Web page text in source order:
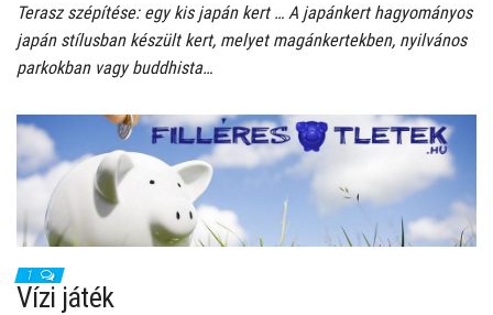
Terasz szépítése: egy kis japán kert … A japánkert hagyományos
japán stílusban készült kert, melyet magánkertekben, nyilvános
parkokban vagy buddhista…
1
Vízi játék